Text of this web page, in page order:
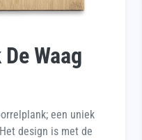
Waag
een uniek
design is met de